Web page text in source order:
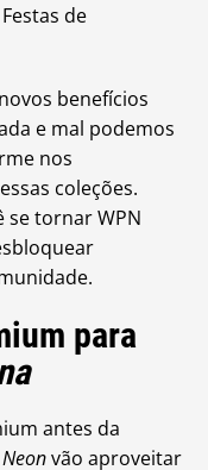
de
benefícios
e mal podemos
nos
coleções.
se tornar WPN
para
antes da
vão aproveitar